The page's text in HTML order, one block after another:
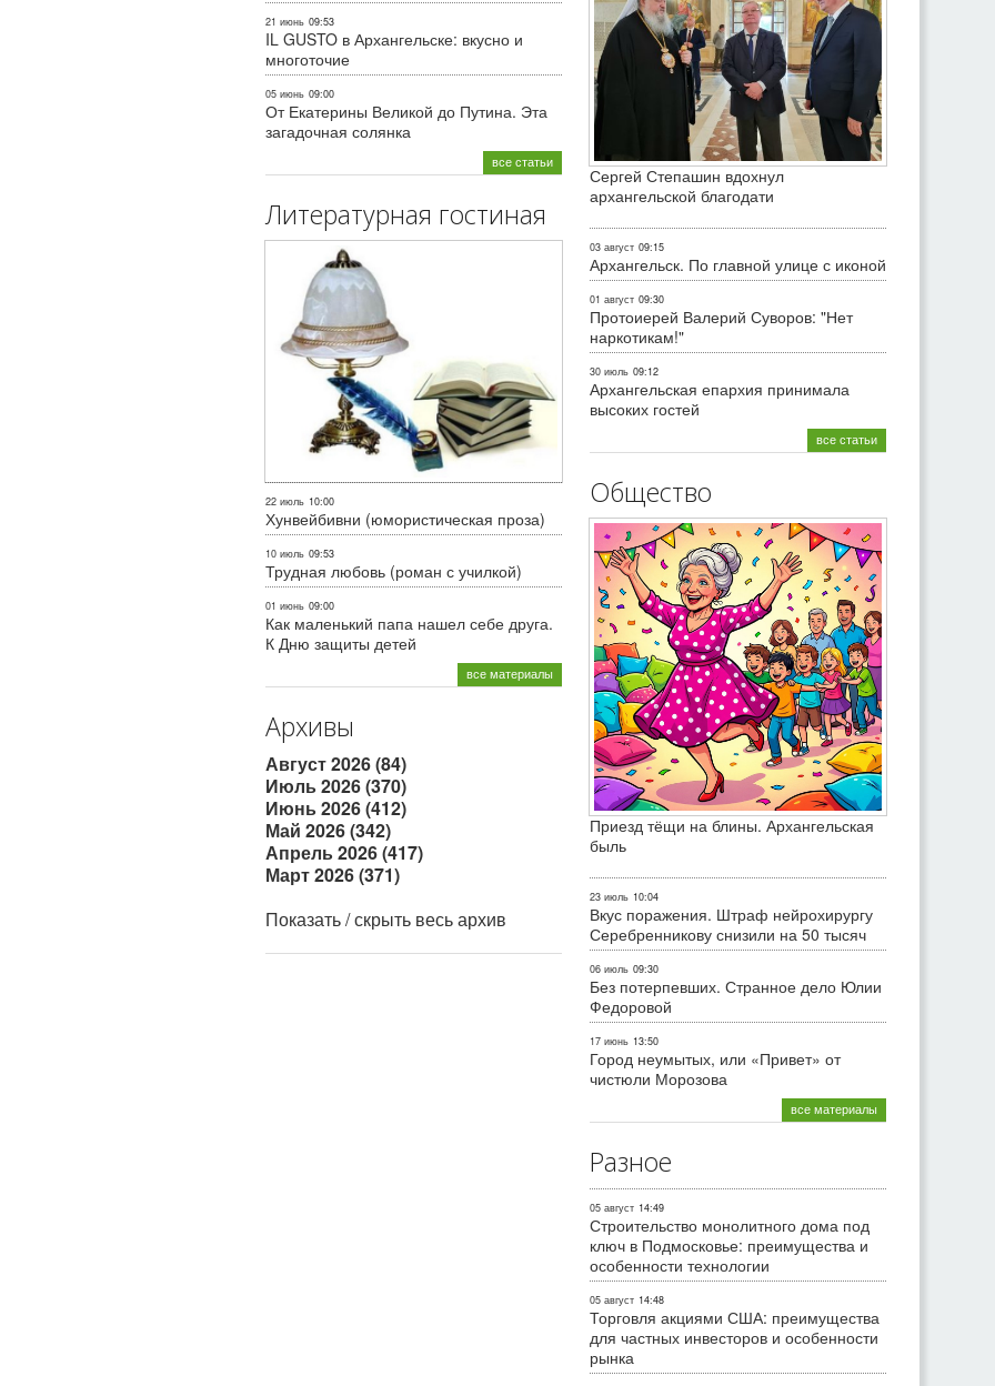
21 июнь 09:53
IL GUSTO в Архангельске: вкусно и
многоточие
05 июнь 09:00
От Екатерины Великой до Путина. Эта
загадочная солянка
все статьи
Литературная гостиная
22 июль 10:00
Хунвейбивни (юмористическая проза)
10 июль 09:53
Трудная любовь (роман с училкой)
01 июнь 09:00
Как маленький папа нашел себе друга.
К Дню защиты детей
все материалы
Архивы
Август 2026 (84)
Июль 2026 (370)
Июнь 2026 (412)
Май 2026 (342)
Апрель 2026 (417)
Март 2026 (371)
Показать / скрыть весь архив
Сергей Степашин вдохнул
архангельской благодати
03 август 09:15
Архангельск. По главной улице с иконой
01 август 09:30
Протоиерей Валерий Суворов: "Нет
наркотикам!"
30 июль 09:12
Архангельская епархия принимала
высоких гостей
все статьи
Общество
Приезд тёщи на блины. Архангельская
быль
23 июль 10:04
Вкус поражения. Штраф нейрохирургу
Серебренникову снизили на 50 тысяч
06 июль 09:30
Без потерпевших. Странное дело Юлии
Федоровой
17 июнь 13:50
Город неумытых, или «Привет» от
чистюли Морозова
все материалы
Разное
05 август 14:49
Строительство монолитного дома под
ключ в Подмосковье: преимущества и
особенности технологии
05 август 14:48
Торговля акциями США: преимущества
для частных инвесторов и особенности
рынка